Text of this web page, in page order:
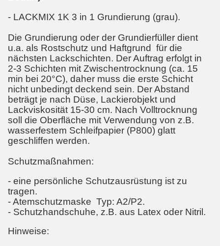
- LACKMIX 1K 3 in 1 Grundierung (grau).
Die Grundierung oder der Grundierfüller dient
u.a. als Rostschutz und Haftgrund für die
nächsten Lackschichten. Der Auftrag erfolgt in
2-3 Schichten mit Zwischentrocknung (ca. 15
min bei 20°C), daher muss die erste Schicht
nicht unbedingt deckend sein. Der Abstand
beträgt je nach Düse, Lackierobjekt und
Lackviskosität 15-30 cm. Nach Volltrocknung
soll die Oberfläche mit Verwendung von z.B.
wasserfestem Schleifpapier (P800) glatt
geschliffen werden.
Schutzmaßnahmen:
- eine persönliche Schutzausrüstung ist zu
tragen.
- Atemschutzmaske Typ: A2/P2.
- Schutzhandschuhe, z.B. aus Latex oder Nitril.
Hinweise: